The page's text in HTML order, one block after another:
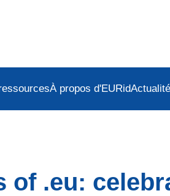
À propos d'EURid
of .eu: